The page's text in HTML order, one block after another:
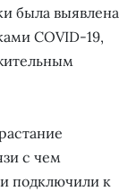
была выявлена
COVID-19,
с чем
подключили к